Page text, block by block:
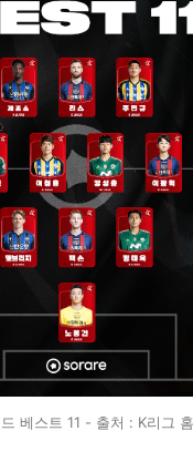
베스트 11 - 출처 : K리그